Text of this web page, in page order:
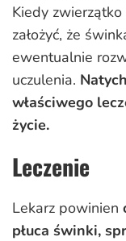
Kiedy
założyć, że
ewentualnie
uczulenia.
właściwego
życie.
Leczenie
Lekarz powinien
płuca świnki,